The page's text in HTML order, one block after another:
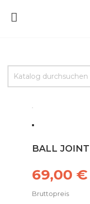

BALL
69,00 €
Bruttopreis